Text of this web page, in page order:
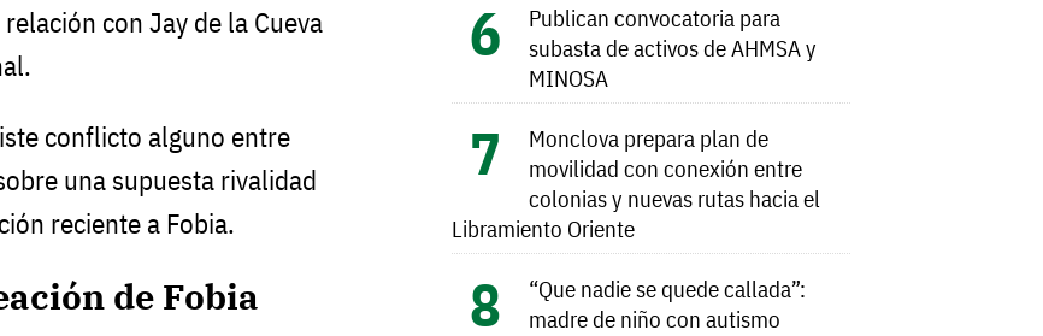
con Jay de la Cueva
conflicto alguno entre
una supuesta rivalidad
reciente a Fobia.
de Fobia
Publican convocatoria para
subasta de activos de AHMSA y
MINOSA
Monclova prepara plan de
movilidad con conexión entre
colonias y nuevas rutas hacia el
Libramiento Oriente
“Que nadie se quede callada”:
madre de niño con autismo